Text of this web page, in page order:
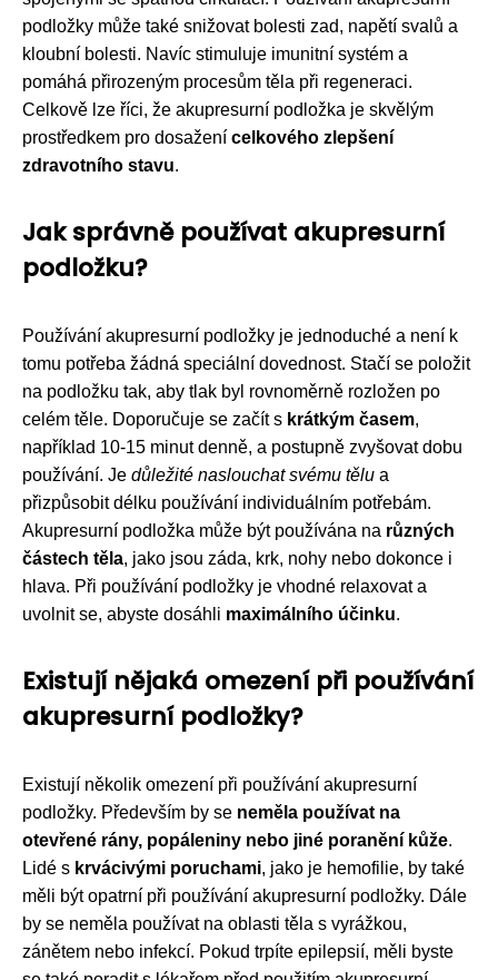
podložky může také snižovat bolesti zad, napětí svalů a
kloubní bolesti. Navíc stimuluje imunitní systém a
pomáhá přirozeným procesům těla při regeneraci.
Celkově lze říci, že akupresurní podložka je skvělým
prostředkem pro dosažení celkového zlepšení
zdravotního stavu.
Jak správně používat akupresurní
podložku?
Používání akupresurní podložky je jednoduché a není k
tomu potřeba žádná speciální dovednost. Stačí se položit
na podložku tak, aby tlak byl rovnoměrně rozložen po
celém těle. Doporučuje se začít s krátkým časem,
například 10-15 minut denně, a postupně zvyšovat dobu
používání. Je důležité naslouchat svému tělu a
přizpůsobit délku používání individuálním potřebám.
Akupresurní podložka může být používána na různých
částech těla, jako jsou záda, krk, nohy nebo dokonce i
hlava. Při používání podložky je vhodné relaxovat a
uvolnit se, abyste dosáhli maximálního účinku.
Existují nějaká omezení při používání
akupresurní podložky?
Existují několik omezení při používání akupresurní
podložky. Především by se neměla používat na
otevřené rány, popáleniny nebo jiné poranění kůže.
Lidé s krvácivými poruchami, jako je hemofilie, by také
měli být opatrní při používání akupresurní podložky. Dále
by se neměla používat na oblasti těla s vyrážkou,
zánětem nebo infekcí. Pokud trpíte epilepsií, měli byste